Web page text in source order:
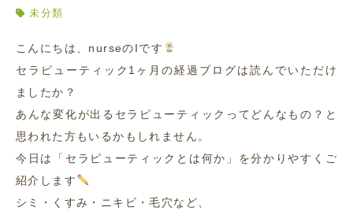
未分類
こんにちは、nurseのIです
セラピューティック1ヶ月の経過ブログは読んでいただけ
ましたか？
あんな変化が出るセラピューティックってどんなもの？と
思われた方もいるかもしれません。
今日は「セラピューティックとは何か」を分かりやすくご
紹介します
シミ・くすみ・ニキビ・毛穴など、